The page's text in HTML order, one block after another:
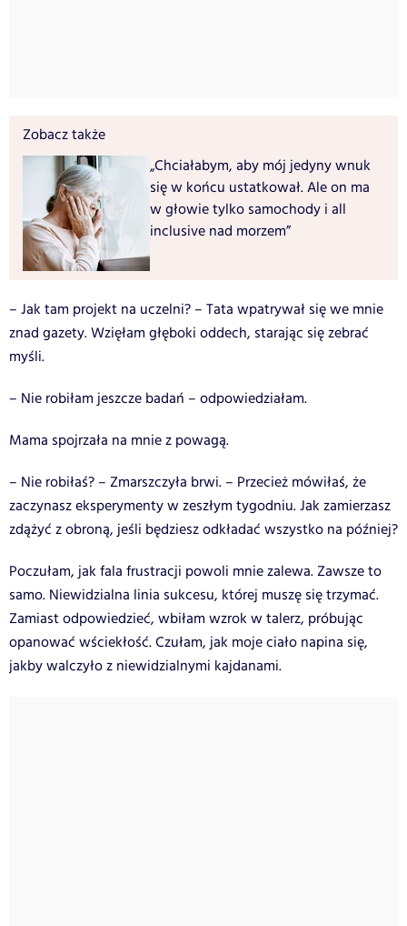
Zobacz także
„Chciałabym, aby mój jedyny wnuk
się w końcu ustatkował. Ale on ma
w głowie tylko samochody i all
inclusive nad morzem”
– Jak tam projekt na uczelni? – Tata wpatrywał się we mnie
znad gazety. Wzięłam głęboki oddech, starając się zebrać
myśli.
– Nie robiłam jeszcze badań – odpowiedziałam.
Mama spojrzała na mnie z powagą.
– Nie robiłaś? – Zmarszczyła brwi. – Przecież mówiłaś, że
zaczynasz eksperymenty w zeszłym tygodniu. Jak zamierzasz
zdążyć z obroną, jeśli będziesz odkładać wszystko na później?
Poczułam, jak fala frustracji powoli mnie zalewa. Zawsze to
samo. Niewidzialna linia sukcesu, której muszę się trzymać.
Zamiast odpowiedzieć, wbiłam wzrok w talerz, próbując
opanować wściekłość. Czułam, jak moje ciało napina się,
jakby walczyło z niewidzialnymi kajdanami.